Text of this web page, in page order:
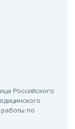
Российского
по